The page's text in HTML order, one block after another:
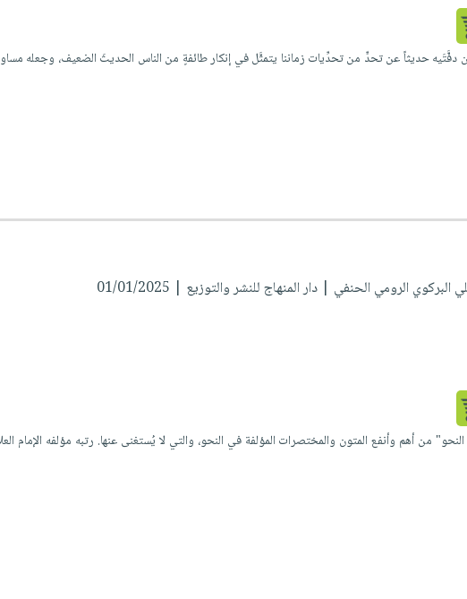
دفَّتَيه حديثاً عن تحدٍّ من تحدِّيات زماننا يتمثَّل في إنكار طائفةٍ من الناس الحديثَ الضعيف، وجعله
البركوي الرومي الحنفي | دار المنهاج للنشر والتوزيع | 01/01/2025
من أهم وأنفع المتون والمختصرات المؤلفة في النحو، والتي لا يُستغنى عنها. رتبه مؤلفه الإمام